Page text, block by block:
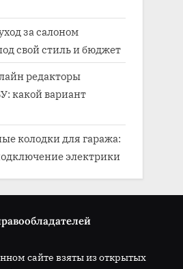
за салоном
свой стиль и бюджет
редакторы
какой вариант
колодки для гаража:
электрики
сайте взяты из открытых